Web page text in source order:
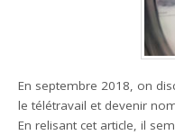
En septembre 2018, on
le télétravail et devenir
En relisant cet article, il